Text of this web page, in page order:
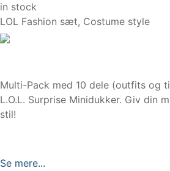
in stock
LOL Fashion sæt, Costume style
Multi-Pack med 10 dele (outfits og
L.O.L. Surprise Minidukker. Giv din
stil!
Se mere...